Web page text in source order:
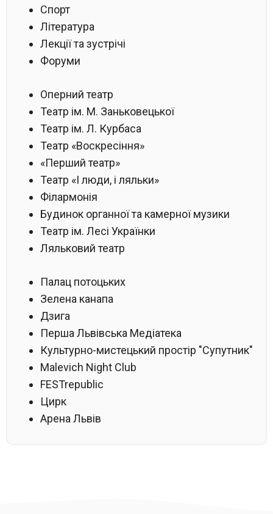
Спорт
Література
Лекції та зустрічі
Форуми
Оперний театр
Театр ім. М. Заньковецької
Театр ім. Л. Курбаса
Театр «Воскресіння»
«Перший театр»
Театр «І люди, і ляльки»
Філармонія
Будинок органної та камерної музики
Театр ім. Лесі Українки
Ляльковий театр
Палац потоцьких
Зелена канапа
Дзига
Перша Львівська Медіатека
Культурно-мистецький простір "Супутник"
Malevich Night Club
FESTrepublic
Цирк
Арена Львів